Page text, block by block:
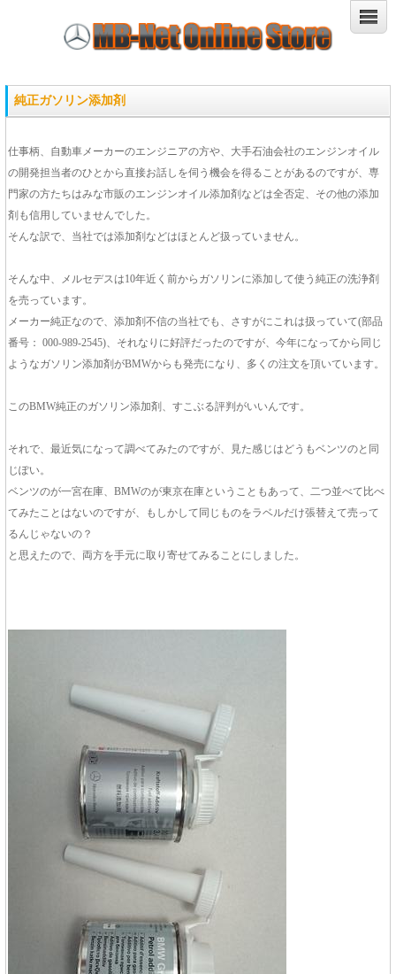
純正ガソリン添加剤
仕事柄、自動車メーカーのエンジニアの方や、大手石油会社のエンジンオイル
の開発担当者のひとから直接お話しを伺う機会を得ることがあるのですが、専
門家の方たちはみな市販のエンジンオイル添加剤などは全否定、その他の添加
剤も信用していませんでした。
そんな訳で、当社では添加剤などはほとんど扱っていません。
そんな中、メルセデスは10年近く前からガソリンに添加して使う純正の洗浄剤
を売っています。
メーカー純正なので、添加剤不信の当社でも、さすがにこれは扱っていて(部品
番号： 000-989-2545)、それなりに好評だったのですが、今年になってから同じ
ようなガソリン添加剤がBMWからも発売になり、多くの注文を頂いています。
このBMW純正のガソリン添加剤、すこぶる評判がいいんです。
それで、最近気になって調べてみたのですが、見た感じはどうもベンツのと同
じぽい。
ベンツのが一宮在庫、BMWのが東京在庫ということもあって、二つ並べて比べ
てみたことはないのですが、もしかして同じものをラベルだけ張替えて売って
るんじゃないの？
と思えたので、両方を手元に取り寄せてみることにしました。